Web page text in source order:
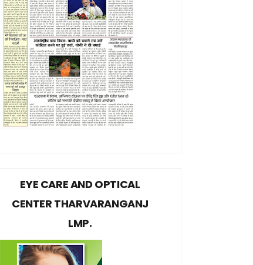
EYE CARE AND OPTICAL
CENTER THARVARANGANJ
LMP.